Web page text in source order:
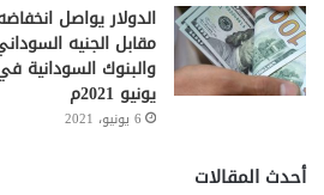
الدولار يواصل
مقابل الجنيه
يونيو 2021م
6 يونيو، 2021
أحدث المقالات